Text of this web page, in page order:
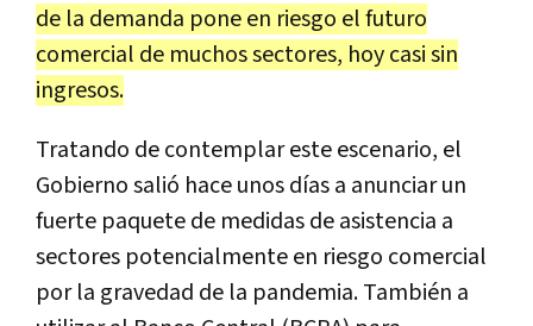
de la demanda pone en riesgo el futuro
comercial de muchos sectores, hoy casi sin
ingresos.
Tratando de contemplar este escenario, el
Gobierno salió hace unos días a anunciar un
fuerte paquete de medidas de asistencia a
sectores potencialmente en riesgo comercial
por la gravedad de la pandemia. También a